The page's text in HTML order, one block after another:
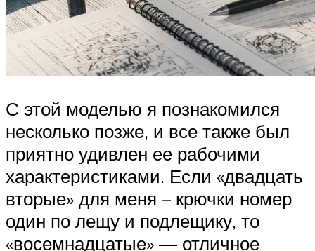
С этой моделью я познакомился
несколько позже, и все также был
приятно удивлен ее рабочими
характеристиками. Если «двадцать
вторые» для меня – крючки номер
один по лещу и подлещику, то
«восемнадцатые» — отличное